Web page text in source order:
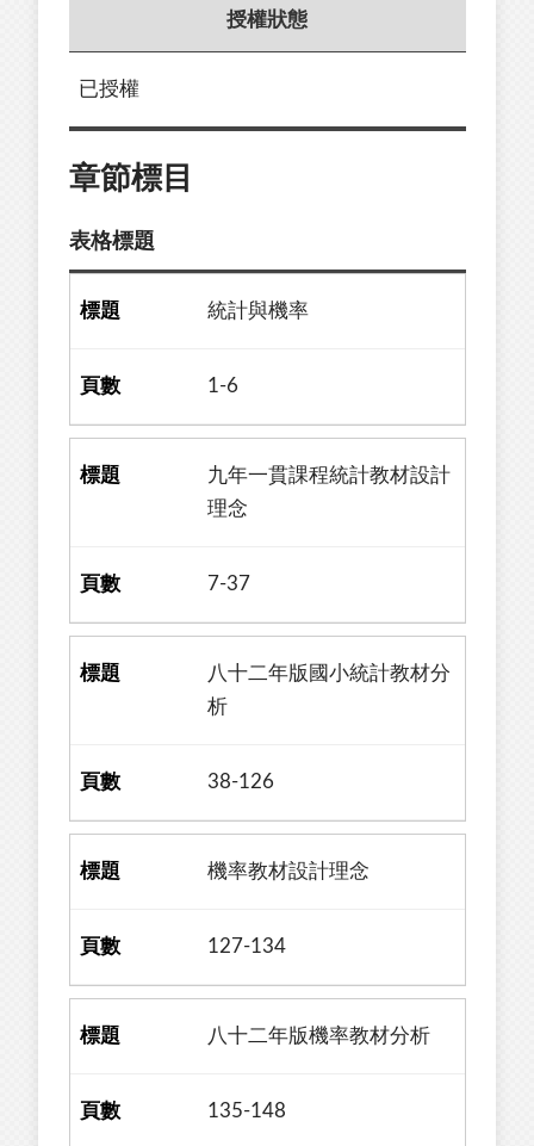
授權狀態
已授權
章節標目
表格標題
統計與機率
1-6
九年一貫課程統計教材設計
理念
7-37
八十二年版國小統計教材分
析
38-126
機率教材設計理念
127-134
八十二年版機率教材分析
135-148